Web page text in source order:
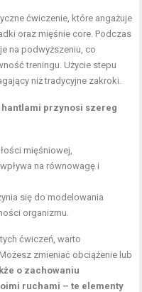
ćwiczenie, które angażuje
oraz mięśnie core. Podczas
na podwyższeniu, co
treningu. Użycie stepu
niż tradycyjne zakroki.
przynosi szereg
mięśniowej,
na równowagę i
się do modelowania
organizmu.
ćwiczeń, warto
zmieniać obciążenie lub
o zachowaniu
ruchami – te elementy